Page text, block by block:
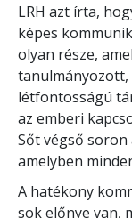
LRH azt írta,
képes
olyan része,
tanulmányozott,
létfontosságú
az emberi
Sőt végső soron
amelyben
A hatékony
sok előnye van,